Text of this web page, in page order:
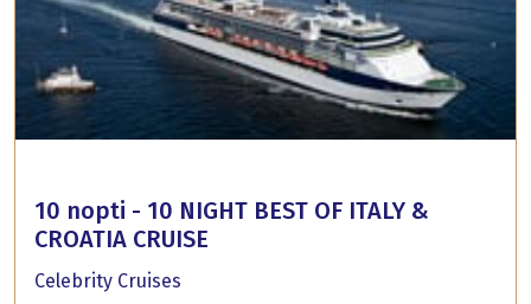
10 nopti - 10 NIGHT BEST OF ITALY &
CROATIA CRUISE
Celebrity Cruises